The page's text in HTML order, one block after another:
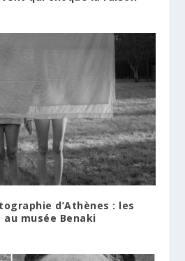
d’Athènes : les
musée Benaki